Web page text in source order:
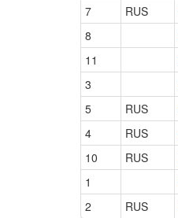
7
RUS
8
11
3
5
RUS
4
RUS
10
RUS
1
2
RUS